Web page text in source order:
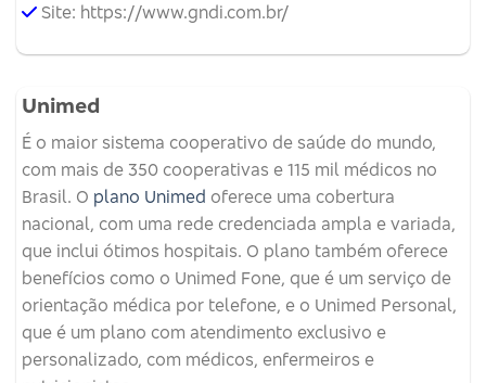
Site: https://www.gndi.com.br/
Unimed
É o maior sistema cooperativo de saúde do mundo,
com mais de 350 cooperativas e 115 mil médicos no
Brasil. O plano Unimed oferece uma cobertura
nacional, com uma rede credenciada ampla e variada,
que inclui ótimos hospitais. O plano também oferece
benefícios como o Unimed Fone, que é um serviço de
orientação médica por telefone, e o Unimed Personal,
que é um plano com atendimento exclusivo e
personalizado, com médicos, enfermeiros e